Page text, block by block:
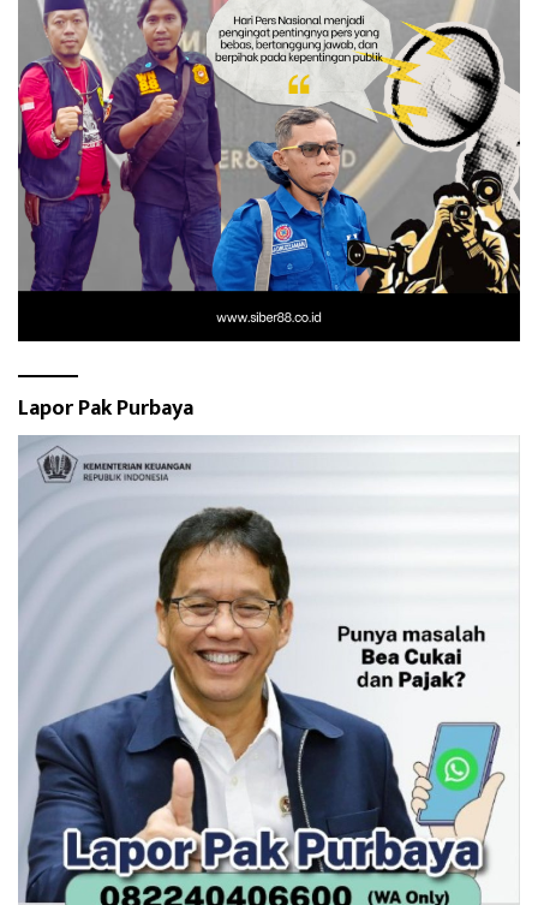
Lapor Pak Purbaya